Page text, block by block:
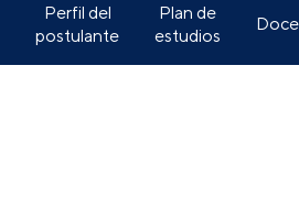
Perfil del
postulante
Plan de
estudios